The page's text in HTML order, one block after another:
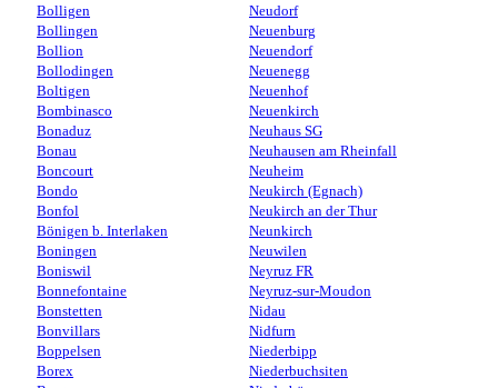
Bolligen
Bollingen
Bollion
Bollodingen
Boltigen
Bombinasco
Bonaduz
Bonau
Boncourt
Bondo
Bonfol
Bönigen b. Interlaken
Boningen
Boniswil
Bonnefontaine
Bonstetten
Bonvillars
Boppelsen
Borex
Neudorf
Neuenburg
Neuendorf
Neuenegg
Neuenhof
Neuenkirch
Neuhaus SG
Neuhausen am Rheinfall
Neuheim
Neukirch (Egnach)
Neukirch an der Thur
Neunkirch
Neuwilen
Neyruz FR
Neyruz-sur-Moudon
Nidau
Nidfurn
Niederbipp
Niederbuchsiten